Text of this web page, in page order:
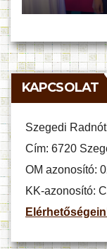
KAPCSOLAT
Szegedi
Cím: 6720
OM azonosító:
KK-azonosító: